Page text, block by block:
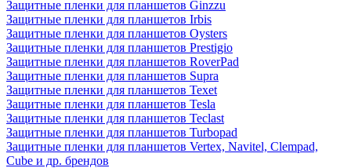
Защитные пленки для планшетов Ginzzu
Защитные пленки для планшетов Irbis
Защитные пленки для планшетов Oysters
Защитные пленки для планшетов Prestigio
Защитные пленки для планшетов RoverPad
Защитные пленки для планшетов Supra
Защитные пленки для планшетов Texet
Защитные пленки для планшетов Tesla
Защитные пленки для планшетов Teclast
Защитные пленки для планшетов Turbopad
Защитные пленки для планшетов Vertex, Navitel, Clempad,
Cube и др. брендов